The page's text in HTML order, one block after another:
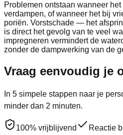
Problemen ontstaan wanneer
verdampen, of wanneer het bij
poriën. Vorstschade — het
is direct het gevolg van te veel
impregneren vermindert de
zonder de dampwerking van de
Vraag eenvoudig je
In 5 simpele stappen naar je
minder dan 2 minuten.
100% vrijblijvend Reactie